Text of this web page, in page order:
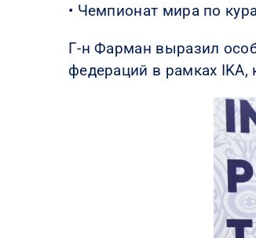
• Чемпионат мира по
Г-н Фарман выразил
федераций в рамках IKA,